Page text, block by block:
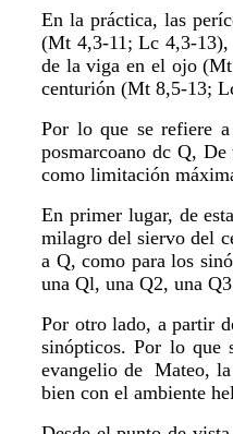
En la práctica, las
(Mt 4,3-11; Lc 4,3-13),
de la viga en el ojo
centurión (Mt 8,5-13;
Por lo que se refiere
posmarcoano dc Q,
como limitación
En primer lugar, de
milagro del siervo del
a Q, como para los
una Ql, una Q2, una
Por otro lado, a partir
sinópticos. Por lo que
evangelio de Mateo,
bien con el ambiente